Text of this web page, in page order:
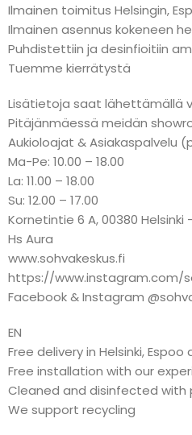
Ilmainen toimitus Helsingin,
Ilmainen asennus kokeneen
Puhdistettiin ja desinfioitiin
Tuemme kierrätystä
Lisätietoja saat lähettämällä
Pitäjänmäessä meidän
Aukioloajat & Asiakaspalvelu
Ma-Pe: 10.00 – 18.00
La: 11.00 – 18.00
Su: 12.00 – 17.00
Kornetintie 6 A, 00380 Helsinki
Hs Aura
www.sohvakeskus.fi
https://www.instagram.com/
Facebook & Instagram
EN
Free delivery in Helsinki,
Free installation with our
Cleaned and disinfected with
We support recycling